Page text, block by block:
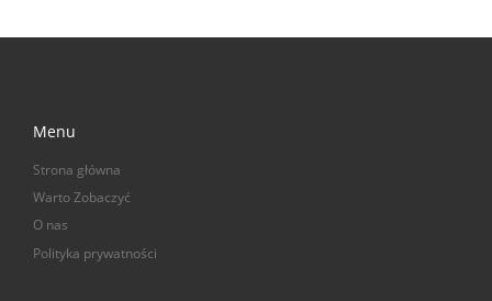
Menu
Strona główna
Warto Zobaczyć
O nas
Polityka prywatności